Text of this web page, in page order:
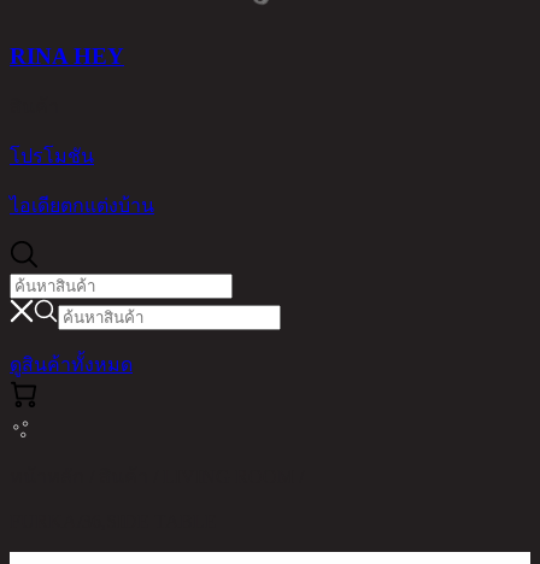
RINA HEY
โปรโมชัน
ไอเดียตกแต่งบ้าน
ดูสินค้าทั้งหมด